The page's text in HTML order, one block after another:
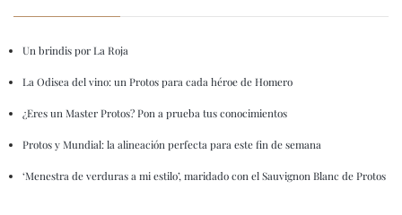
Un brindis por La Roja
La Odisea del vino: un Protos para cada héroe de Homero
¿Eres un Master Protos? Pon a prueba tus conocimientos
Protos y Mundial: la alineación perfecta para este fin de semana
‘Menestra de verduras a mi estilo’, maridado con el Sauvignon Blanc de Protos